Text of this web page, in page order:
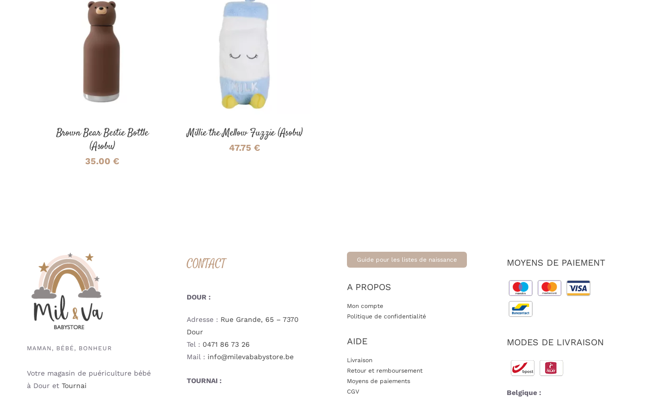
AJOUTER AU PANIER
Brown Bear Bestie Bottle
(Asobu)
35.00 €
Millie the Mellow Fuzzie (Asobu)
47.75€
MAMAN, BÉBÉ, BONHEUR
Votre magasin de puériculture bébé
à Dour et Tournai
CONTACT
DOUR :
Adresse : Rue Grande, 65 – 7370
Dour
Tel : 0471 86 73 26
Mail : info@milevababystore.be
TOURNAI :
Guide pour les listes de naissance
A PROPOS
Mon compte
Politique de confidentialité
AIDE
Livraison
Retour et remboursement
Moyens de paiements
CGV
MOYENS DE PAIEMENT
MODES DE LIVRAISON
Belgique :